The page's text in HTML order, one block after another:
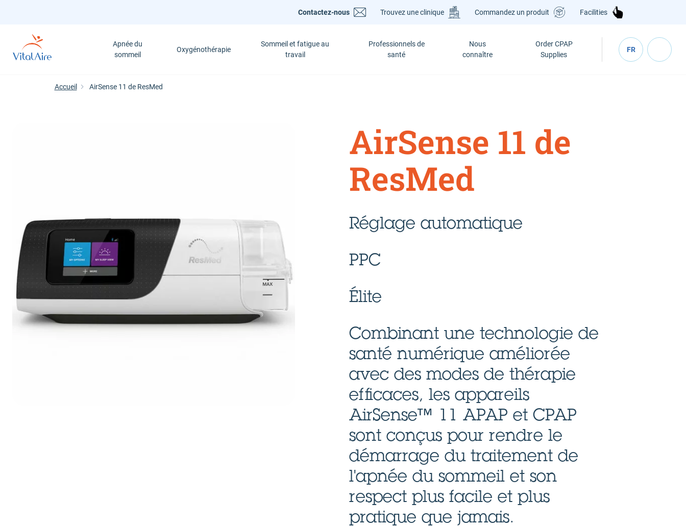
principal
Contactez-nous Trouvez une clinique Commandez un produit Facilities
Apnée du
sommeil
Oxygénothérapie
Sommeil et fatigue au
travail
Professionnels de
santé
Nous
connaître
Order CPAP
Supplies
FR
Accueil AirSense 11 de ResMed
AirSense 11 de
ResMed
Réglage automatique
PPC
Élite
Combinant une technologie de
santé numérique améliorée
avec des modes de thérapie
efficaces, les appareils
AirSense™ 11 APAP et CPAP
sont conçus pour rendre le
démarrage du traitement de
l'apnée du sommeil et son
respect plus facile et plus
pratique que jamais.